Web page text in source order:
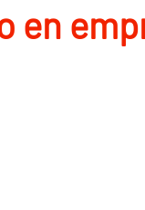
en